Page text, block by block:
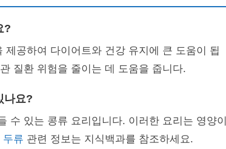
?
제공하여 다이어트와 건강 유지에 큰 도움이 됩
질환 위험을 줄이는 데 도움을 줍니다.
나요?
수 있는 콩류 요리입니다. 이러한 요리는 영양이
두류 관련 정보는 지식백과를 참조하세요.